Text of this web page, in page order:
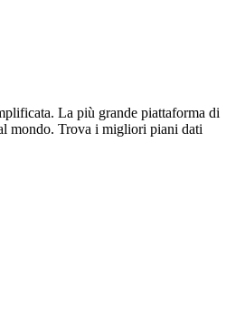
La più grande piattaforma di
mondo. Trova i migliori piani dati